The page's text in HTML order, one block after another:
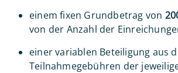
einem fixen Grundbetrag von
von der Anzahl der
einer variablen Beteiligung aus
Teilnahmegebühren der